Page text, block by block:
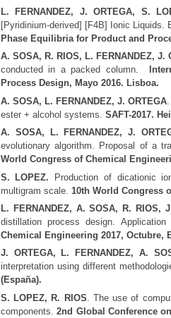
L. FERNANDEZ, J. ORTEGA, S.
[Pyridinium-derived] [F4B] Ionic Liquids.
Phase Equilibria for Product and
A. SOSA, R. RIOS, L. FERNANDEZ, J.
conducted in a packed column.
Process Design, Mayo 2016. Lisboa.
A. SOSA, L. FERNANDEZ, J. ORTEGA.
ester + alcohol systems. SAFT-2017.
A. SOSA, L. FERNANDEZ, J.
evolutionary algorithm. Proposal of a
World Congress of Chemical
S. LOPEZ. Production of dicationic
multigram scale. 10th World Congress
L. FERNANDEZ, A. SOSA, R. RIOS,
distillation process design.
Chemical Engineering 2017, Octubre,
J. ORTEGA, L. FERNANDEZ, A.
interpretation using different
(España).
S. LOPEZ, R. RIOS . The use of
components.2nd Global Conference